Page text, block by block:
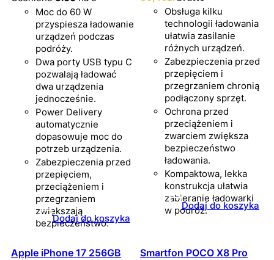
Moc do 60 W
przyspiesza ładowanie
urządzeń podczas
podróży.
Dwa porty USB typu C
pozwalają ładować
dwa urządzenia
jednocześnie.
Power Delivery
automatycznie
dopasowuje moc do
potrzeb urządzenia.
Zabezpieczenia przed
przepięciem,
przeciążeniem i
przegrzaniem
zwiększają
bezpieczeństwo.
Dodaj do koszyka
Obsługa kilku
technologii ładowania
ułatwia zasilanie
różnych urządzeń.
Zabezpieczenia przed
przepięciem i
przegrzaniem chronią
podłączony sprzęt.
Ochrona przed
przeciążeniem i
zwarciem zwiększa
bezpieczeństwo
ładowania.
Kompaktowa, lekka
konstrukcja ułatwia
zabieranie ładowarki
w podróż.
Dodaj do koszyka
Apple iPhone 17 256GB
Smartfon POCO X8 Pro